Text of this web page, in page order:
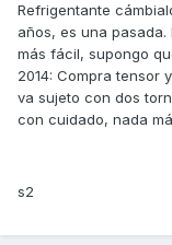
Refrigentante
años, es una pasada.
más fácil, supongo
2014: Compra tensor
va sujeto con dos
con cuidado, nada
s2